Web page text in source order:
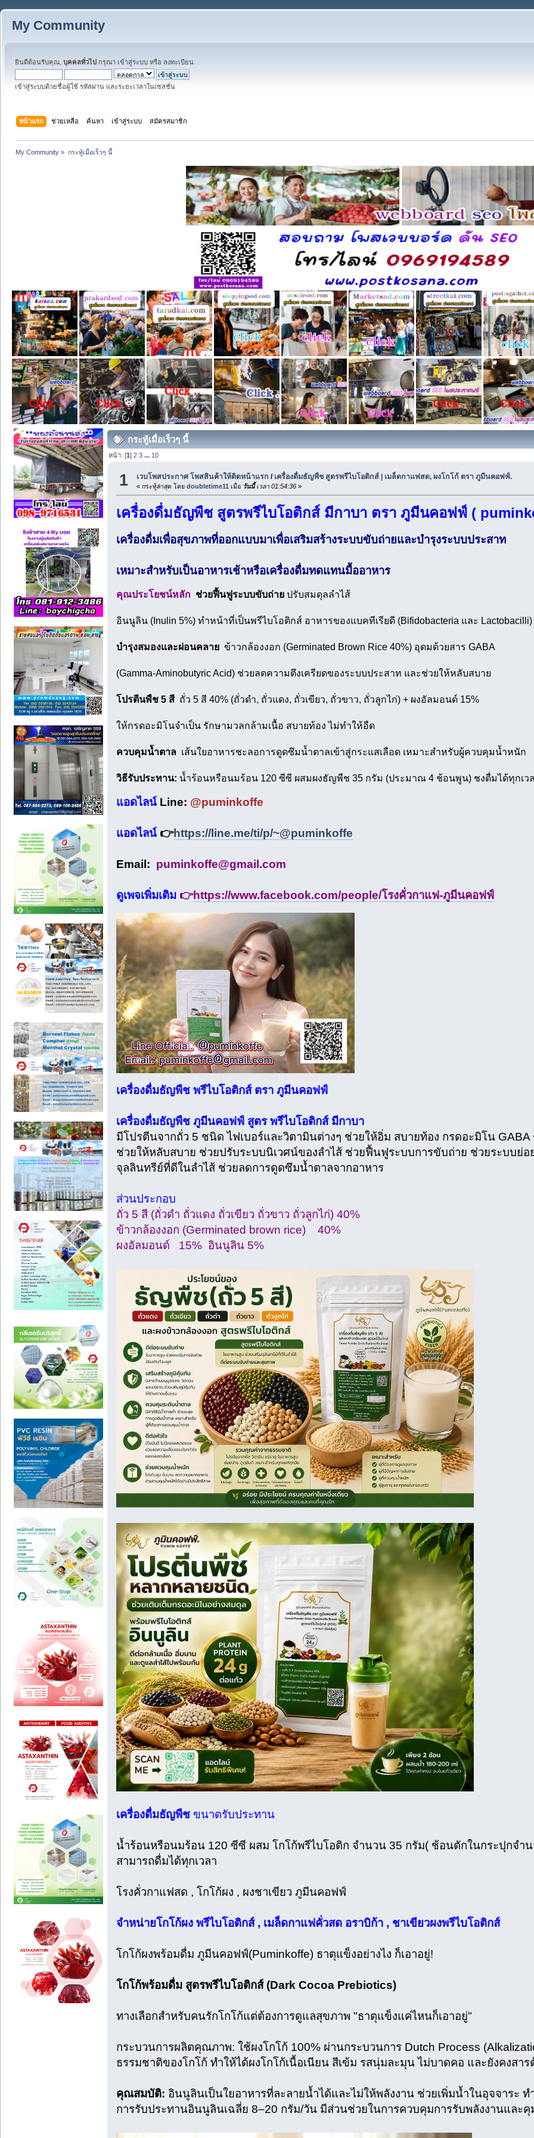
My Community
ยินดีต้อนรับคุณ, บุคคลทั่วไป กรุณา เข้าสู่ระบบ หรือ ลงทะเบียน
เข้าสู่ระบบด้วยชื่อผู้ใช้ รหัสผ่าน และระยะเวลาในเซสชั่น
หน้าแรก ช่วยเหลือ ค้นหา เข้าสู่ระบบ สมัครสมาชิก
My Community » กระทู้เมื่อเร็วๆ นี้
กระทู้เมื่อเร็วๆ นี้
หน้า: [1]2 3 ... 10
1 เวบโพสประกาศ โพสสินค้าให้ติดหน้าแรก / เครื่องดื่มธัญพืช สูตรพรีไบโอติกส์ | เมล็ดกาแฟสด, ผงโกโก้ ตรา ภูมีนคอฟฟ์.
« กระทู้ล่าสุด โดยdoubletime11 เมื่อ วันนี้เวลา 01:54:36 »
เครื่องดื่มธัญพืช สูตรพรีไบโอติกส์ มีกาบา ตรา ภูมีนคอฟฟ์ (
เครื่องดื่มเพื่อสุขภาพที่ออกแบบมาเพื่อเสริมสร้างระบบขับถ่ายและบำรุงระบบประสาท
เหมาะสำหรับเป็นอาหารเช้าหรือเครื่องดื่มทดแทนมื้ออาหาร
คุณประโยชน์หลัก ช่วยฟื้นฟูระบบขับถ่าย ปรับสมดุลลำไส้
อินนูลิน (Inulin 5%) ทำหน้าที่เป็นพรีไบโอติกส์ อาหารของแบคทีเรียดี (Bifidobacteria และ Lactobacilli)
บำรุงสมองและผ่อนคลายข้าวกล้องงอก (Germinated Brown Rice 40%) อุดมด้วยสาร GABA
(Gamma-Aminobutyric Acid) ช่วยลดความตึงเครียดของระบบประสาท และช่วยให้หลับสบาย
โปรตีนพืช 5 สีถั่ว 5 สี 40% (ถั่วดำ, ถั่วแดง, ถั่วเขียว, ถั่วขาว, ถั่วลูกไก่) + ผงอัลมอนด์ 15%
ให้กรดอะมิโนจำเป็น รักษามวลกล้ามเนื้อ สบายท้อง ไม่ทำให้อืด
ควบคุมน้ำตาลเส้นใยอาหารชะลอการดูดซึมน้ำตาลเข้าสู่กระแสเลือด เหมาะสำหรับผู้ควบคุมน้ำหนัก
วิธีรับประทาน: น้ำร้อนหรือนมร้อน 120 ซีซี ผสมผงธัญพืช 35 กรัม (ประมาณ 4 ช้อนพูน) ชงดื่มได้ทุกเว
แอดไลน์ Line: @puminkoffe
แอดไลน์👉https://line.me/ti/p/~@puminkoffe
Email: puminkoffe@gmail.com
ดูเพจเพิ่มเติม👉https://www.facebook.com/people/โรงคั่วกาแฟ-ภูมีนคอฟฟ์
เครื่องดื่มธัญพืช พรีไบโอติกส์ ตรา ภูมีนคอฟฟ์
เครื่องดื่มธัญพืช ภูมีนคอฟฟ์ สูตร พรีไบโอติกส์ มีกาบา
มีโปรตีนจากถั่ว 5 ชนิด ไฟเบอร์และวิตามินต่างๆ ช่วยให้อิ่ม สบายท้อง กรดอะมิโน GABA
ช่วยให้หลับสบาย ช่วยปรับระบบนิเวศน์ของลำไส้ ช่วยฟื้นฟูระบบการขับถ่าย ช่วยระบบย่
จุลลินทรีย์ที่ดีในลำไส้ ช่วยลดการดูดซึมน้ำตาลจากอาหาร
ส่วนประกอบ
ถั่ว 5 สี (ถั่วดำ ถั่วแดง ถั่วเขียว ถั่วขาว ถั่วลูกไก่) 40%
ข้าวกล้องงอก (Germinated brown rice) 40%
ผงอัลมอนด์ 15% อินนูลิน 5%
เครื่องดื่มธัญพืชขนาดรับประทาน
น้ำร้อนหรือนมร้อน 120 ซีซี ผสม โกโก้พรีไบโอติก จำนวน 35 กรัม( ช้อนตักในกระปุกจ
สามารถดื่มได้ทุกเวลา
โรงคั่วกาแฟสด , โกโก้ผง , ผงชาเขียว ภูมีนคอฟฟ์
จำหน่ายโกโก้ผง พรีไบโอติกส์ , เมล็ดกาแฟคั่วสด อราบิก้า , ชาเขียวผงพรีไบโอติกส์
โกโก้ผงพร้อมดื่ม ภูมีนคอฟฟ์(Puminkoffe) ธาตุแข็งอย่างไง ก็เอาอยู่!
โกโก้พร้อมดื่ม สูตรพรีไบโอติกส์ (Dark Cocoa Prebiotics)
ทางเลือกสำหรับคนรักโกโก้แต่ต้องการดูแลสุขภาพ "ธาตุแข็งแค่ไหนก็เอาอยู่"
กระบวนการผลิตคุณภาพ: ใช้ผงโกโก้ 100% ผ่านกระบวนการ Dutch Process
ธรรมชาติของโกโก้ ทำให้ได้ผงโกโก้เนื้อเนียน สีเข้ม รสนุ่มละมุน ไม่บาดคอ และยังคงสา
คุณสมบัติ: อินนูลินเป็นใยอาหารที่ละลายน้ำได้และไม่ให้พลังงาน ช่วยเพิ่มน้ำในอุจจาระ
การรับประทานอินนูลินเฉลี่ย 8–20 กรัม/วัน มีส่วนช่วยในการควบคุมการรับพลังงานและ